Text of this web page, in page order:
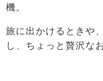
機。
旅に出かけるときや
し、ちょっと贅沢な